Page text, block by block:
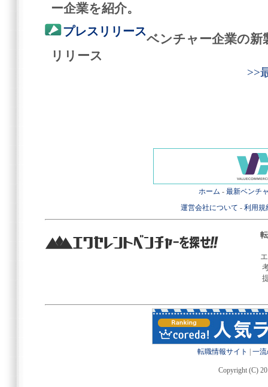
ー企業を紹介。
プレスリリース
ベンチャー企業の新
リリース
>>
ホーム - 最新ベンチ
運営会社について - 利用規
転職情報サイト 一
Copyright (C)